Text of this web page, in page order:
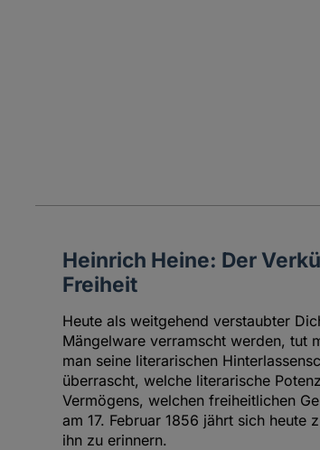
Heinrich Heine: Der
Freiheit
Heute als weitgehend verstaubter
Mängelware verramscht werden, tut
man seine literarischen
überrascht, welche literarische
Vermögens, welchen freiheitlichen
am 17. Februar 1856 jährt sich heute
ihn zu erinnern.